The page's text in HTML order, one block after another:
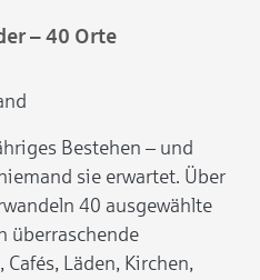
– 40 Orte
Bestehen – und
sie erwartet. Über
40 ausgewählte
überraschende
Läden, Kirchen,